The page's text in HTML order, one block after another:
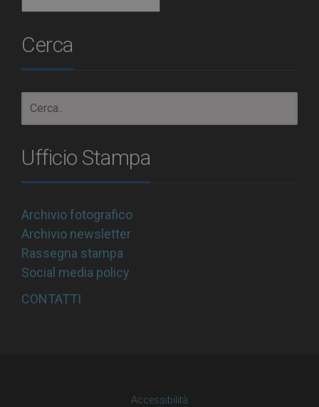
Cerca
Ufficio Stampa
Archivio fotografico
Archivio newsletter
Rassegna stampa
Social media policy
CONTATTI
Accessibilità